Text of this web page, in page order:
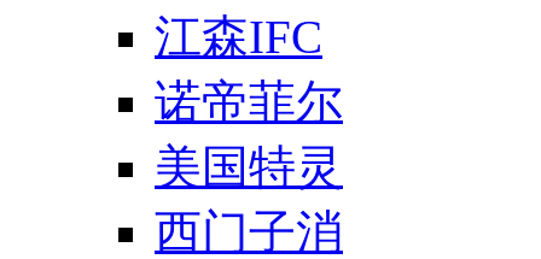
江森IFC
诺帝菲尔
美国特灵
西门子消